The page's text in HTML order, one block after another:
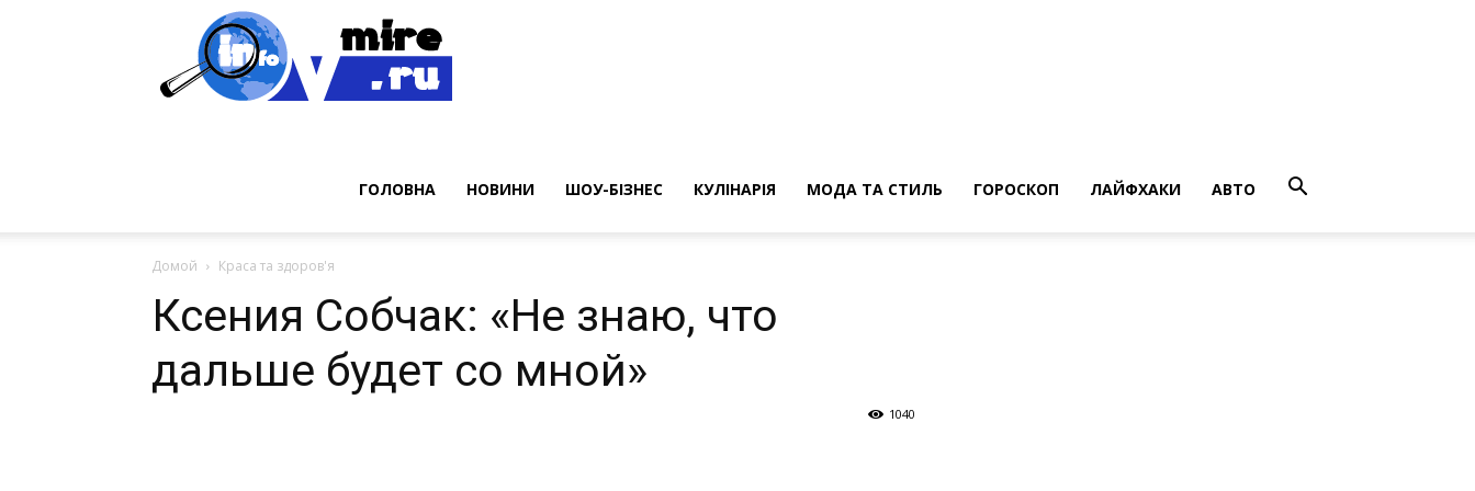
ГОЛОВНА НОВИНИ ШОУ-БІЗНЕС КУЛІНАРІЯ МОДА ТА СТИЛЬ ГОРОСКОП ЛАЙФХАКИ АВТО
Домой Краса та здоров'я
Ксения Собчак: «Не знаю, что
дальше будет со мной»
1040